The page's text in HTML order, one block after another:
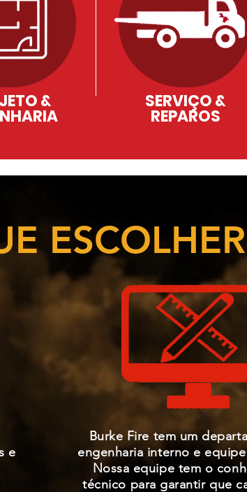
& SERVIÇO &
REPAROS
e
Burke Fire tem um
engenharia interno e
Nossa equipe tem o
técnico para garantir que